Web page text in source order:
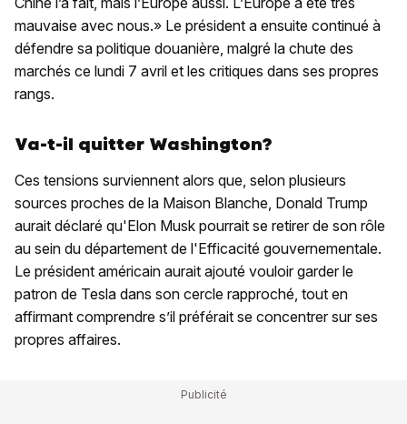
mauvaise avec nous.» Le président a ensuite continué à
défendre sa politique douanière, malgré la chute des
marchés ce lundi 7 avril et les critiques dans ses propres
rangs.
Va-t-il quitter Washington?
Ces tensions surviennent alors que, selon plusieurs
sources proches de la Maison Blanche, Donald Trump
aurait déclaré qu'Elon Musk pourrait se retirer de son rôle
au sein du département de l'Efficacité gouvernementale.
Le président américain aurait ajouté vouloir garder le
patron de Tesla dans son cercle rapproché, tout en
affirmant comprendre s’il préférait se concentrer sur ses
propres affaires.